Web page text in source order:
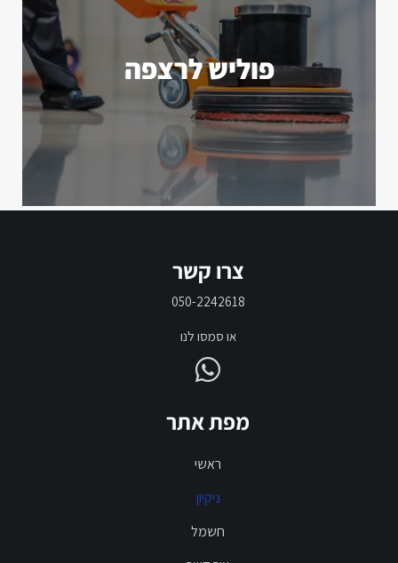
פוליש לרצפה
צרו קשר
050-2242618
או סמסו לנו
מפת אתר
ראשי
ניקיון
חשמל